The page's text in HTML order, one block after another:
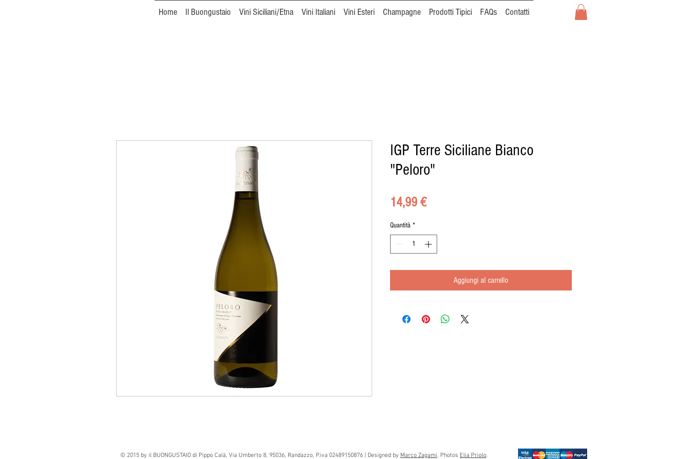
Home Il Buongustaio Vini Siciliani/Etna Vini Italiani Vini Esteri Champagne Prodotti Tipici FAQs Contatti
IGP Terre Siciliane Bianco
"Peloro"
14,99 €Prezzo
Quantità *
Aggiungi al carrello
© 2015 by il BUONGUSTAIO di Pippo Calà, Via Umberto 8, 95036, Randazzo, P.iva 02489150876 | Designed by Marco Zagami. Photos Elia Priolo.